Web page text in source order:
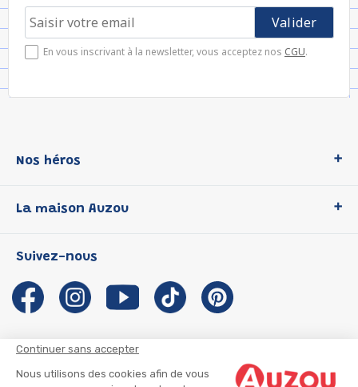
Continuer sans accepter
Nous utilisons des cookies afin de vous
En vous inscrivant à la newsletter, vous acceptez nos CGU.
Nos héros
P'tit Loup
Les Influenceuses
Migali
Petite Taupe
La maison Auzou
Notre histoire
Auzou s'engage
Auteurs et illustrateurs Auzou
Suivez-nous
CGU